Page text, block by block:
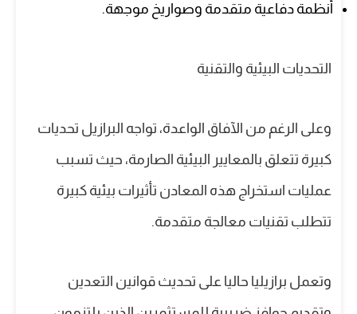
أنظمة دفاعية متقدمة وصواريخ موجهة.
التحديات البيئية والتقنية
وعلى الرغم من الآفاق الواعدة، تواجه البرازيل تحديات
كبيرة تتعلق بالمعايير البيئية الصارمة، حيث تسبب
عمليات استخراج هذه المعادن تأثيرات بيئية كبيرة
تتطلب تقنيات معالجة متقدمة.
وتعمل برازيليا حاليا على تحديث قوانين التعدين